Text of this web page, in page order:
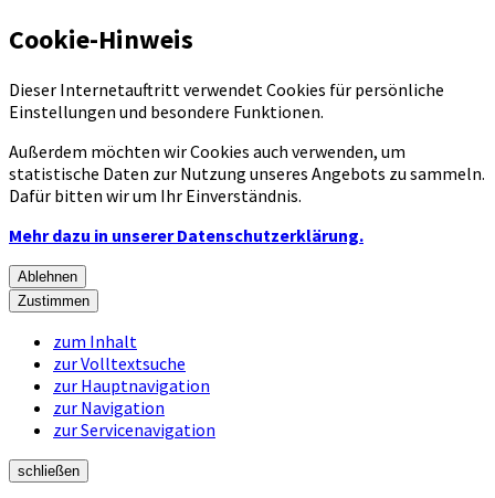
Cookie-Hinweis
Dieser Internetauftritt verwendet Cookies für persönliche
Einstellungen und besondere Funktionen.
Außerdem möchten wir Cookies auch verwenden, um
statistische Daten zur Nutzung unseres Angebots zu sammeln.
Dafür bitten wir um Ihr Einverständnis.
Mehr dazu in unserer Datenschutzerklärung.
Ablehnen
Zustimmen
zum Inhalt
zur Volltextsuche
zur Hauptnavigation
zur Navigation
zur Servicenavigation
schließen